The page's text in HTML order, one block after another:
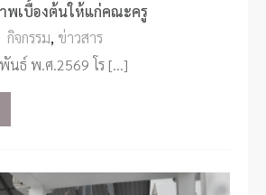
พเบื้องต้นให้แก่คณะครู
กิจกรรม, ข่าวสาร
นธ์ พ.ศ.2569 โร […]